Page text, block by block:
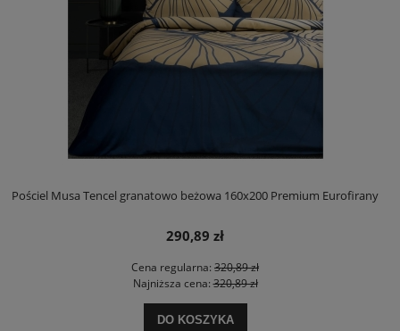
Pościel Musa Tencel granatowo beżowa 160x200 Premium Eurofirany
290,89 zł
Cena regularna: 320,89 zł
Najniższa cena:320,89 zł
DO KOSZYKA